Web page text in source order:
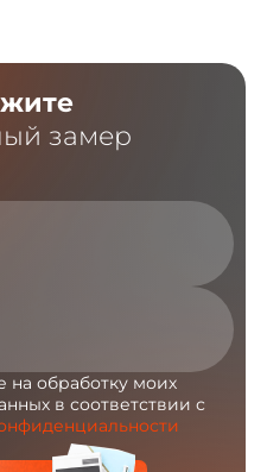
замер
на обработку моих
в соответствии с